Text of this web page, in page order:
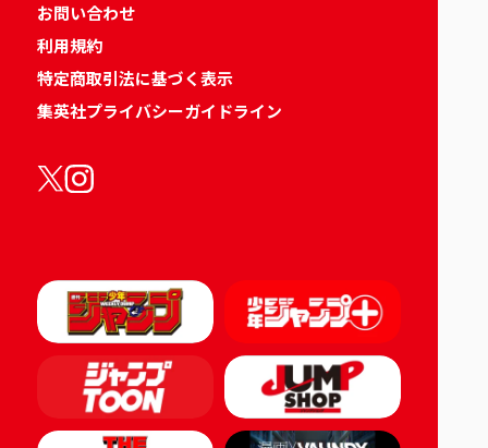
お問い合わせ
利用規約
特定商取引法に基づく表示
集英社プライバシーガイドライン